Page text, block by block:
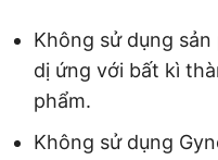
Không sử dụng
dị ứng với bất kì
phẩm.
Không sử dụng